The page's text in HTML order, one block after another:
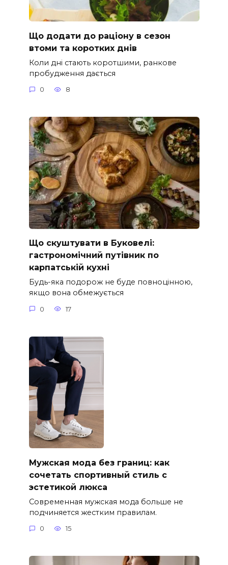
Що додати до раціону в сезон
втоми та коротких днів
Коли дні стають коротшими, ранкове
пробудження дається
0 8
Що скуштувати в Буковелі:
гастрономічний путівник по
карпатській кухні
Будь-яка подорож не буде повноцінною,
якщо вона обмежується
0 17
Мужская мода без границ: как
сочетать спортивный стиль с
эстетикой люкса
Современная мужская мода больше не
подчиняется жестким правилам.
0 15